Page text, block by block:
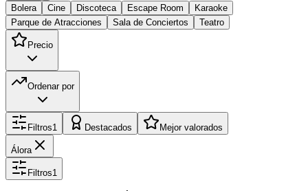
Bolera Cine Discoteca Escape Room
Karaoke
Parque de Atracciones
Sala de Conciertos Teatro
Precio
Ordenar por
Filtros1 Destacados Mejor valorados
Álora
Filtros1